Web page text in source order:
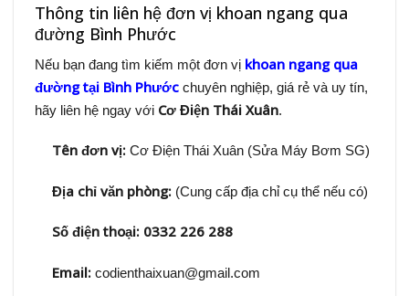
Thông tin liên hệ đơn vị khoan ngang qua
đường Bình Phước
Nếu bạn đang tìm kiếm một đơn vị khoan ngang qua
đường tại Bình Phướcchuyên nghiệp, giá rẻ và uy tín,
hãy liên hệ ngay với Cơ Điện Thái Xuân.
Tên đơn vị: Cơ Điện Thái Xuân (Sửa Máy Bơm SG)
Địa chỉ văn phòng: (Cung cấp địa chỉ cụ thể nếu có)
Số điện thoại: 0332 226 288
Email: codienthaixuan@gmail.com